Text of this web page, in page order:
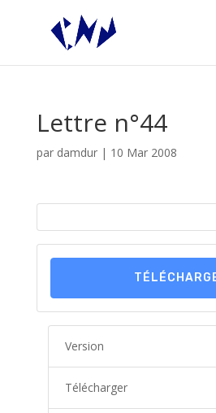
Lettre n°44
par damdur| 10 Mar 2008
Version
Télécharger